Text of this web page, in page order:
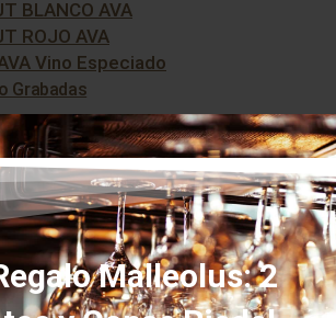
BLANCO AVA
ROJO AVA
Vino Especiado
Grabadas
Malleolus: 2